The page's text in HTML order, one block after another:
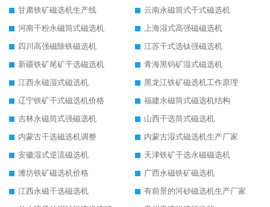
甘肃铁矿磁选机生产线
云南永磁筒式干式磁选机
河南干粉永磁筒式磁选机
上海湿式高强磁磁选机
四川高强磁除铁磁选机
江苏干式选钛强磁选机
新疆铁矿尾矿干选磁选机
青海黑钨矿湿式磁选机
江西永磁湿式磁选机
黑龙江铁矿磁选机工作原理
辽宁铁矿干式磁选机价格
福建永磁筒式磁选机结构
吉林永磁筒式强磁选机
山西干选筒式磁选机
内蒙古干选磁选机调整
内蒙古湿式磁选机生产厂家
安徽湿式逆流磁选机
天津铁矿干选永磁磁选机
潍坊铁矿磁选机价格
广西永磁铁矿磁选机
江西永磁干选磁选机
有前景的河砂磁选机生产厂家